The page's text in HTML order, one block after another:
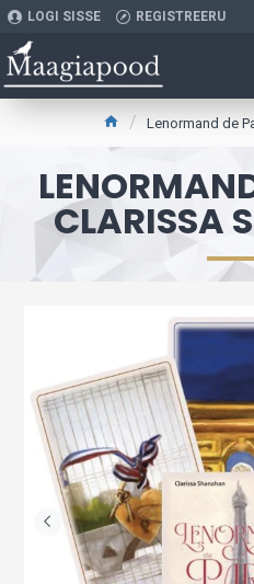
LOGI SISSE REGISTREERU
Lenormand de
CLARISSA